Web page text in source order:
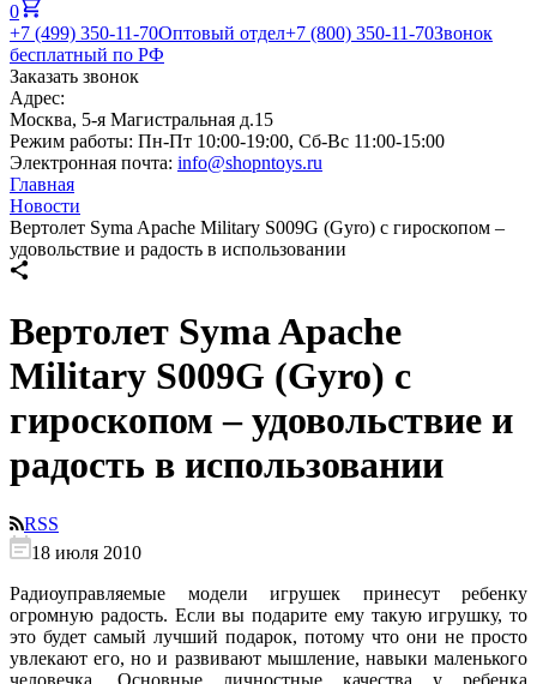
0
+7 (499) 350-11-70Оптовый отдел+7 (800) 350-11-70Звонок
бесплатный по РФ
Заказать звонок
Адрес:
Москва, 5-я Магистральная д.15
Режим работы: Пн-Пт 10:00-19:00, Сб-Вс 11:00-15:00
Электронная почта: info@shopntoys.ru
Главная
Новости
Вертолет Syma Apache Military S009G (Gyro) с гироскопом –
удовольствие и радость в использовании
Вертолет Syma Apache
Military S009G (Gyro) с
гироскопом – удовольствие и
радость в использовании
RSS
18 июля 2010
Радиоуправляемые модели игрушек принесут ребенку
огромную радость. Если вы подарите ему такую игрушку, то
это будет самый лучший подарок, потому что они не просто
увлекают его, но и развивают мышление, навыки маленького
человечка. Основные личностные качества у ребенка